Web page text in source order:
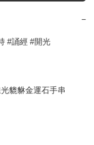
−
#誦經 #開光
貔貅金運石手串